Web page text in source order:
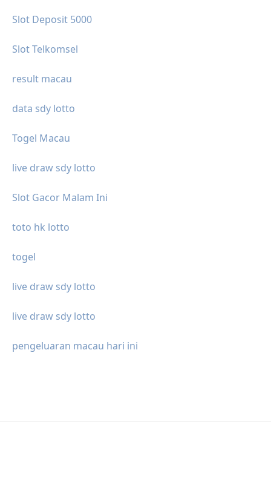
Slot Deposit 5000
Slot Telkomsel
result macau
data sdy lotto
Togel Macau
live draw sdy lotto
Slot Gacor Malam Ini
toto hk lotto
togel
live draw sdy lotto
live draw sdy lotto
pengeluaran macau hari ini